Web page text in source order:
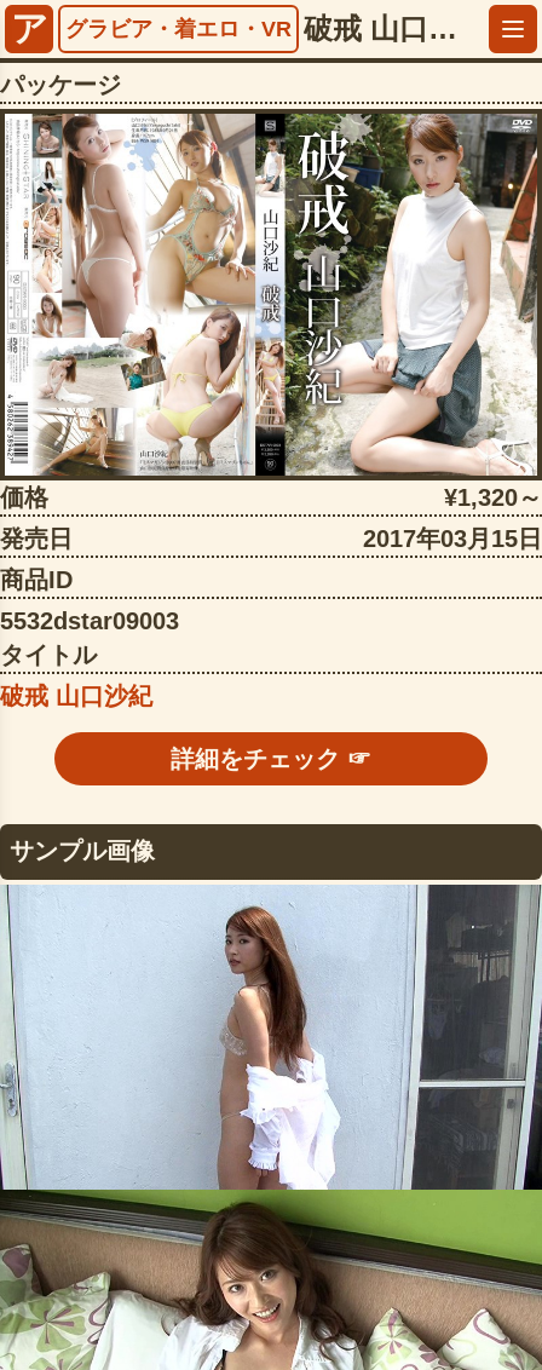
ア グラビア・着エロ・VR 破戒 山口沙紀【5532dstar09003】
パッケージ
価格
¥1,320～
発売日
2017年03月15日
商品ID
5532dstar09003
タイトル
破戒 山口沙紀
詳細をチェック ☞
サンプル画像